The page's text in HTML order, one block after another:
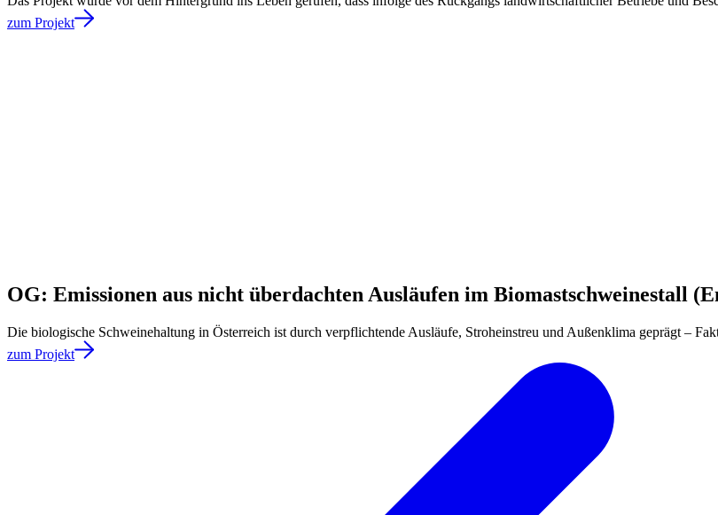
zum Projekt
OG: Emissionen aus nicht überdachten Ausläufen im Biomastschweinestall
Die biologische Schweinehaltung in Österreich ist durch verpflichtende Ausläufe, Stroheinstreu und Außenklima geprägt –
zum Projekt